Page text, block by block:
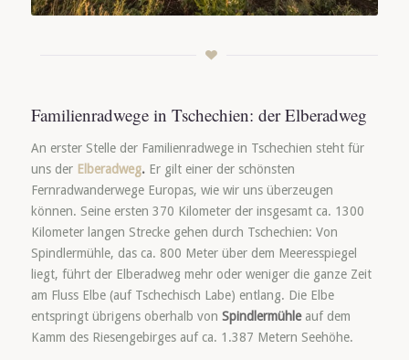
Familienradwege in Tschechien: der Elberadweg
An erster Stelle der Familienradwege in Tschechien steht für
uns der Elberadweg. Er gilt einer der schönsten
Fernradwanderwege Europas, wie wir uns überzeugen
können. Seine ersten 370 Kilometer der insgesamt ca. 1300
Kilometer langen Strecke gehen durch Tschechien: Von
Spindlermühle, das ca. 800 Meter über dem Meeresspiegel
liegt, führt der Elberadweg mehr oder weniger die ganze Zeit
am Fluss Elbe (auf Tschechisch Labe) entlang. Die Elbe
entspringt übrigens oberhalb von Spindlermühleauf dem
Kamm des Riesengebirges auf ca. 1.387 Metern Seehöhe.